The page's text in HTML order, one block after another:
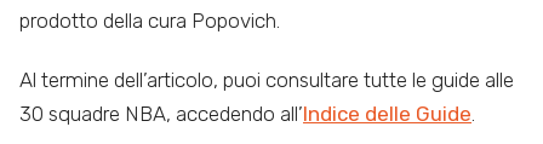
prodotto della cura Popovich.
Al termine dell’articolo, puoi consultare tutte le guide alle
30 squadre NBA, accedendo all’Indice delle Guide